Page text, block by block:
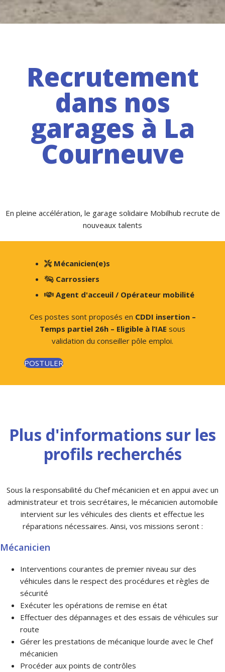
Recrutement
dans nos
garages à La
Courneuve
En pleine accélération, le garage solidaire Mobilhub recrute de
nouveaux talents
Mécanicien(e)s
Carrossiers
Agent d'acceuil / Opérateur mobilité
Ces postes sont proposés en CDDI insertion –
Temps partiel 26h – Eligible à l’IAE sous
validation du conseiller pôle emploi.
POSTULER
Plus d'informations sur les
profils recherchés
Sous la responsabilité du Chef mécanicien et en appui avec un
administrateur et trois secrétaires, le mécanicien automobile
intervient sur les véhicules des clients et effectue les
réparations nécessaires. Ainsi, vos missions seront :
Mécanicien
Interventions courantes de premier niveau sur des
véhicules dans le respect des procédures et règles de
sécurité
Exécuter les opérations de remise en état
Effectuer des dépannages et des essais de véhicules sur
route
Gérer les prestations de mécanique lourde avec le Chef
mécanicien
Procéder aux points de contrôles